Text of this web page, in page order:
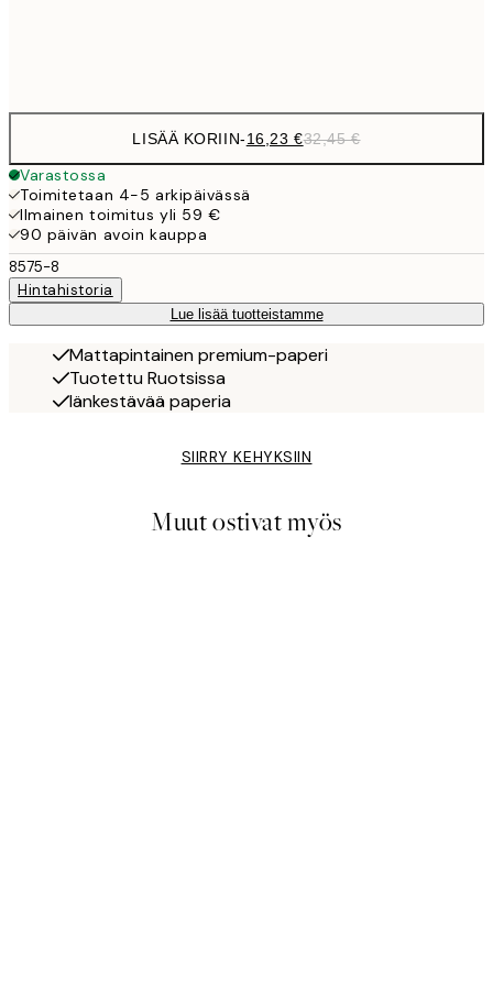
LISÄÄ KORIIN-16,23 €32,45 €
Varastossa
Toimitetaan 4-5 arkipäivässä
Ilmainen toimitus yli 59 €
90 päivän avoin kauppa
8575-8
Hintahistoria
Lue lisää tuotteistamme
Mattapintainen premium-paperi
Tuotettu Ruotsissa
Iänkestävää paperia
SIIRRY KEHYKSIIN
Muut ostivat myös